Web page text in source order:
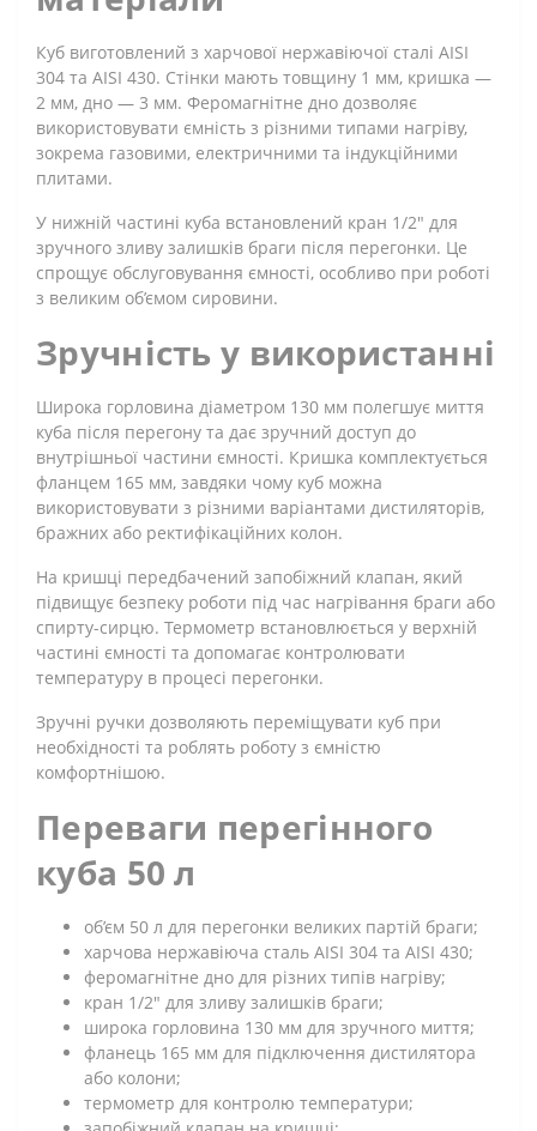
Куб виготовлений з харчової нержавіючої сталі AISI
304 та AISI 430. Стінки мають товщину 1 мм, кришка —
2 мм, дно — 3 мм. Феромагнітне дно дозволяє
використовувати ємність з різними типами нагріву,
зокрема газовими, електричними та індукційними
плитами.
У нижній частині куба встановлений кран 1/2" для
зручного зливу залишків браги після перегонки. Це
спрощує обслуговування ємності, особливо при роботі
з великим об’ємом сировини.
Зручність у використанні
Широка горловина діаметром 130 мм полегшує миття
куба після перегону та дає зручний доступ до
внутрішньої частини ємності. Кришка комплектується
фланцем 165 мм, завдяки чому куб можна
використовувати з різними варіантами дистиляторів,
бражних або ректифікаційних колон.
На кришці передбачений запобіжний клапан, який
підвищує безпеку роботи під час нагрівання браги або
спирту-сирцю. Термометр встановлюється у верхній
частині ємності та допомагає контролювати
температуру в процесі перегонки.
Зручні ручки дозволяють переміщувати куб при
необхідності та роблять роботу з ємністю
комфортнішою.
Переваги перегінного
куба 50 л
об’єм 50 л для перегонки великих партій браги;
харчова нержавіюча сталь AISI 304 та AISI 430;
феромагнітне дно для різних типів нагріву;
кран 1/2" для зливу залишків браги;
широка горловина 130 мм для зручного миття;
фланець 165 мм для підключення дистилятора
або колони;
термометр для контролю температури;